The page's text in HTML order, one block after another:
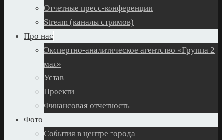
Отчетные пресс-конференции
Stream (каналы стримов)
Про нас
Экспертно-аналитическое агентство «Группа 2
мая»
Устав
Проекти
Финансовая отчетность
Фото
События в центре города